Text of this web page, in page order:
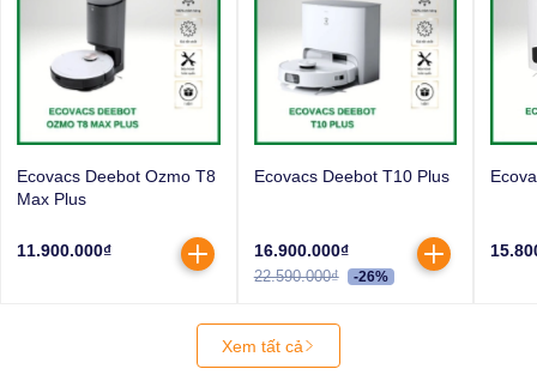
Ecovacs Deebot Ozmo T8
Max Plus
11.900.000₫
Ecovacs Deebot T10 Plus
16.900.000₫
22.590.000₫ -26%
Xem tất cả